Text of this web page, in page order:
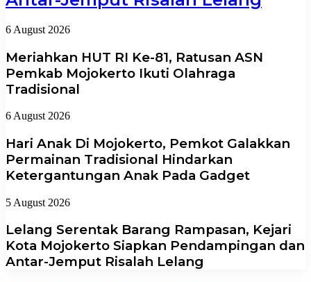
6 August 2026
Meriahkan HUT RI Ke-81, Ratusan ASN
Pemkab Mojokerto Ikuti Olahraga
Tradisional
6 August 2026
Hari Anak Di Mojokerto, Pemkot Galakkan
Permainan Tradisional Hindarkan
Ketergantungan Anak Pada Gadget
5 August 2026
Lelang Serentak Barang Rampasan, Kejari
Kota Mojokerto Siapkan Pendampingan dan
Antar-Jemput Risalah Lelang